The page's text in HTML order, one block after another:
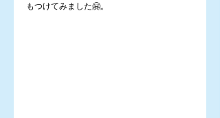
もつけてみました🤗。